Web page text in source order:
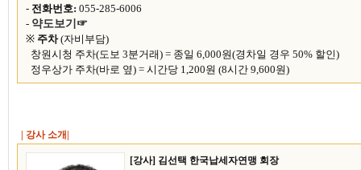
- 전화번호: 055-285-6006
- 약도보기☞
※ 주차(자비부담)
창원시청 주차(도보 3분거래) = 종일 6,000원(경차일 경우 50% 할인)
정우상가 주차(바로 옆) = 시간당 1,200원 (8시간 9,600원)
| 강사 소개|
[강사] 김선택 한국납세자연맹 회장